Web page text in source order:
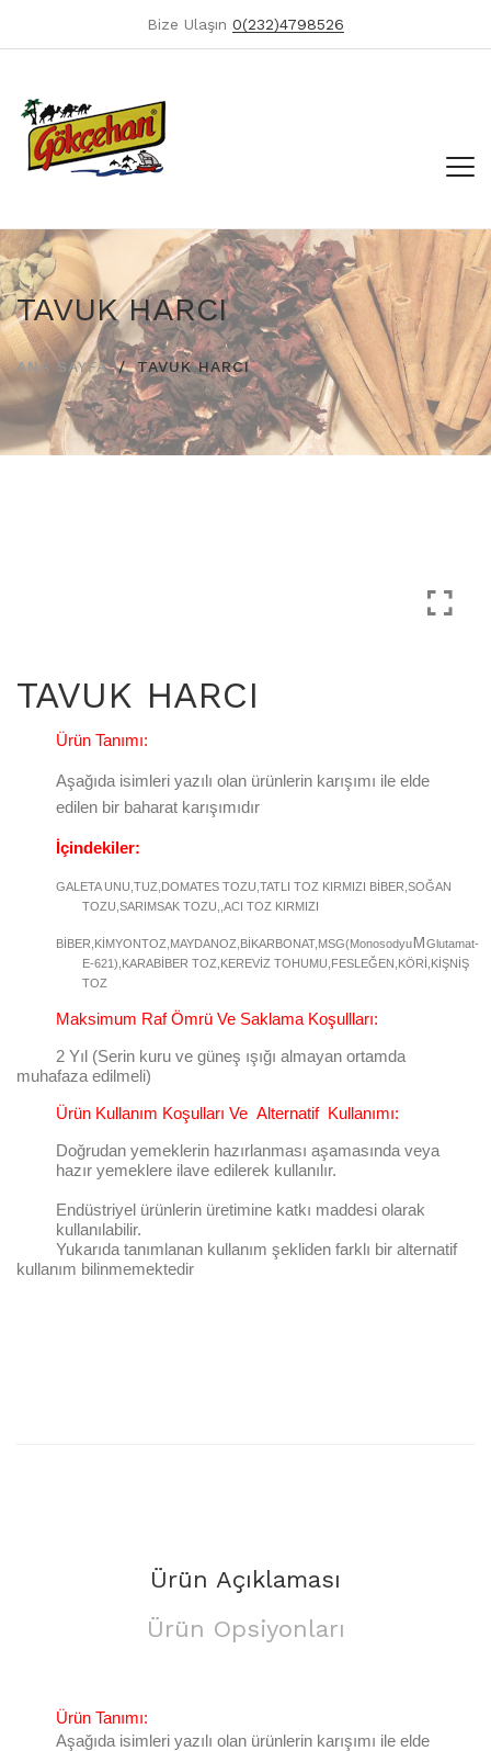
Bize Ulaşın 0(232)4798526
TAVUK HARCI
ANA SAYFA TAVUK HARCI
TAVUK HARCI
Ürün Tanımı:
Aşağıda isimleri yazılı olan ürünlerin karışımı ile elde
edilen bir baharat karışımıdır
İçindekiler:
GALETA UNU,TUZ,DOMATES TOZU,TATLI TOZ KIRMIZI BİBER,SOĞAN
TOZU,SARIMSAK TOZU,,ACI TOZ KIRMIZI
BİBER,KİMYONTOZ,MAYDANOZ,BİKARBONAT,MSG(MonosodyuMGlutamat-
E-621),KARABİBER TOZ,KEREVİZ TOHUMU,FESLEĞEN,KÖRİ,KİŞNİŞ
TOZ
Maksimum Raf Ömrü Ve Saklama Koşullları:
2 Yıl (Serin kuru ve güneş ışığı almayan ortamda
muhafaza edilmeli)
Ürün Kullanım Koşulları Ve Alternatif Kullanımı:
Doğrudan yemeklerin hazırlanması aşamasında veya
hazır yemeklere ilave edilerek kullanılır.
Endüstriyel ürünlerin üretimine katkı maddesi olarak
kullanılabilir.
Yukarıda tanımlanan kullanım şekliden farklı bir alternatif
kullanım bilinmemektedir
Ürün Açıklaması
Ürün Opsiyonları
Ürün Tanımı:
Aşağıda isimleri yazılı olan ürünlerin karışımı ile elde